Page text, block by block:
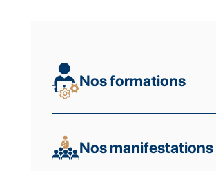
Nos formations
Nos manifestations